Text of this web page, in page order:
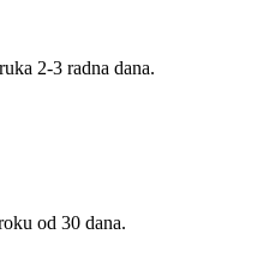
2-3 radna dana.
od 30 dana.